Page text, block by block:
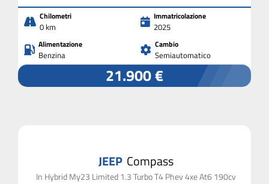
Chilometri
0 km
Immatricolazione
2025
Alimentazione
Benzina
Cambio
Semiautomatico
21.900 €
JEEP Compass
In Hybrid My23 Limited 1.3 Turbo T4 Phev 4xe At6 190cv